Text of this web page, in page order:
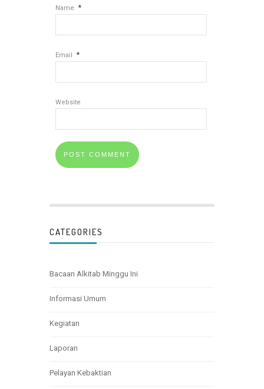
Name *
Email *
Website
CATEGORIES
Bacaan Alkitab Minggu Ini
Informasi Umum
Kegiatan
Laporan
Pelayan Kebaktian